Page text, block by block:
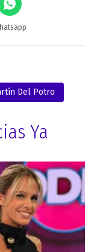
Del Potro
Ya